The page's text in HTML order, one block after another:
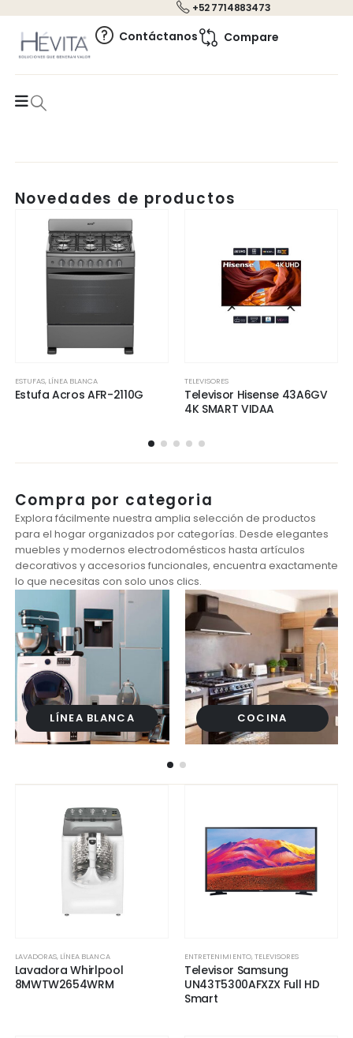
+52 7714883473
Contáctanos Compare
Novedades de productos
ESTUFAS, LÍNEA BLANCA
Estufa Acros AFR-2110G
TELEVISORES
Televisor Hisense 43A6GV
4K SMART VIDAA
Compra por categoria
Explora fácilmente nuestra amplia selección de productos
para el hogar organizados por categorías. Desde elegantes
muebles y modernos electrodomésticos hasta artículos
decorativos y accesorios funcionales, encuentra exactamente
lo que necesitas con solo unos clics.
LÍNEA BLANCA COCINA
LAVADORAS, LÍNEA BLANCA
Lavadora Whirlpool
8MWTW2654WRM
ENTRETENIMIENTO,TELEVISORES
Televisor Samsung
UN43T5300AFXZX Full HD
Smart